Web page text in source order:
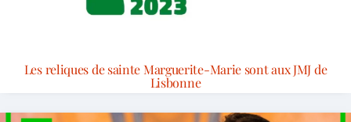
Les reliques de sainte Marguerite-Marie sont aux JMJ de
Lisbonne